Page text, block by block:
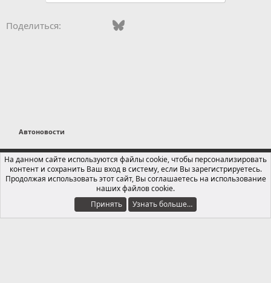
Поделиться: Vkontakte
FacebookBluesky
Автоновости
Russian (RU)
Обратная связь
Условия и правила
Политика конфиденциальности
Помощь
Локализация от xenForo.Info®
На данном сайте используются файлы cookie, чтобы персонализировать
контент и сохранить Ваш вход в систему, если Вы зарегистрируетесь.
Продолжая использовать этот сайт, Вы соглашаетесь на использование
наших файлов cookie.
Принять
Узнать больше…